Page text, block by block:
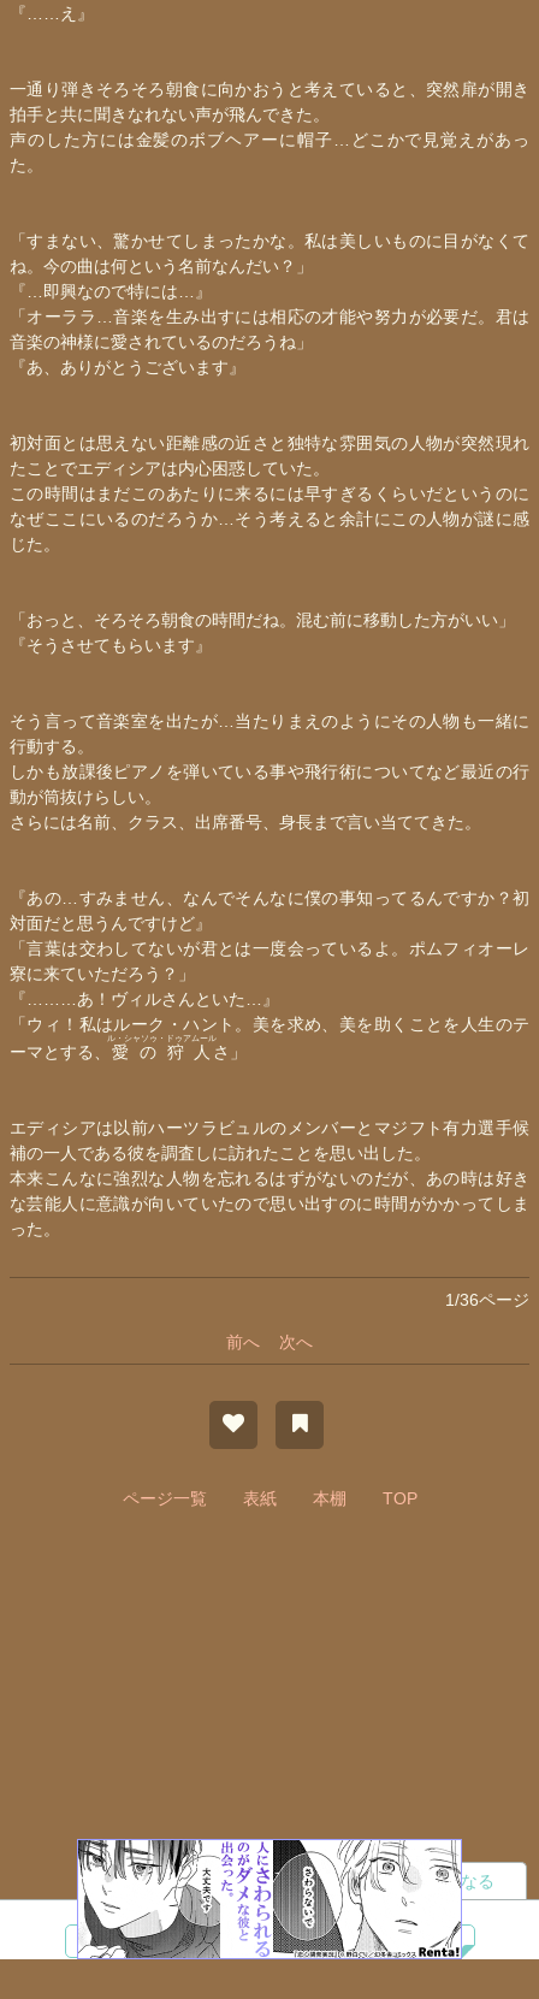
『……え』
一通り弾きそろそろ朝食に向かおうと考えていると、突然扉が開き
拍手と共に聞きなれない声が飛んできた。
声のした方には金髪のボブヘアーに帽子…どこかで見覚えがあっ
た。
「すまない、驚かせてしまったかな。私は美しいものに目がなくて
ね。今の曲は何という名前なんだい？」
『…即興なので特には…』
「オーララ…音楽を生み出すには相応の才能や努力が必要だ。君は
音楽の神様に愛されているのだろうね」
『あ、ありがとうございます』
初対面とは思えない距離感の近さと独特な雰囲気の人物が突然現れ
たことでエディシアは内心困惑していた。
この時間はまだこのあたりに来るには早すぎるくらいだというのに
なぜここにいるのだろうか…そう考えると余計にこの人物が謎に感
じた。
「おっと、そろそろ朝食の時間だね。混む前に移動した方がいい」
『そうさせてもらいます』
そう言って音楽室を出たが…当たりまえのようにその人物も一緒に
行動する。
しかも放課後ピアノを弾いている事や飛行術についてなど最近の行
動が筒抜けらしい。
さらには名前、クラス、出席番号、身長まで言い当ててきた。
『あの…すみません、なんでそんなに僕の事知ってるんですか？初
対面だと思うんですけど』
「言葉は交わしてないが君とは一度会っているよ。ポムフィオーレ
寮に来ていただろう？」
『………あ！ヴィルさんといた…』
「ウィ！私はルーク・ハント。美を求め、美を助くことを人生のテ
ーマとする、 愛の狩人
ル・シャソゥ・ドゥアムール
さ」
エディシアは以前ハーツラビュルのメンバーとマジフト有力選手候
補の一人である彼を調査しに訪れたことを思い出した。
本来こんなに強烈な人物を忘れるはずがないのだが、あの時は好き
な芸能人に意識が向いていたので思い出すのに時間がかかってしま
った。
1/36ページ
前へ 次へ
ページ一覧 表紙 本棚 TOP
夢小説 ツイステ R18 鬼滅の刃 BL
読者になる